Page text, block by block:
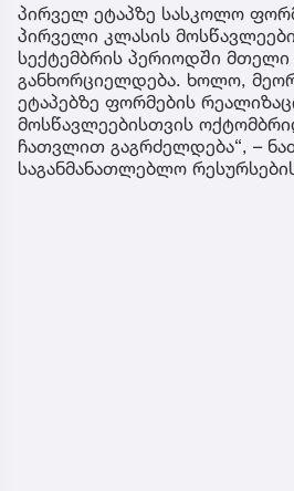
პირველ ეტაპზე სასკოლო
პირველი კლასის
სექტემბრის პერიოდში მთელი
განხორციელდება. ხოლო,
ეტაპებზე ფორმების
მოსწავლეებისთვის
ჩათვლით გაგრძელდება“, –
საგანმანათლებლო